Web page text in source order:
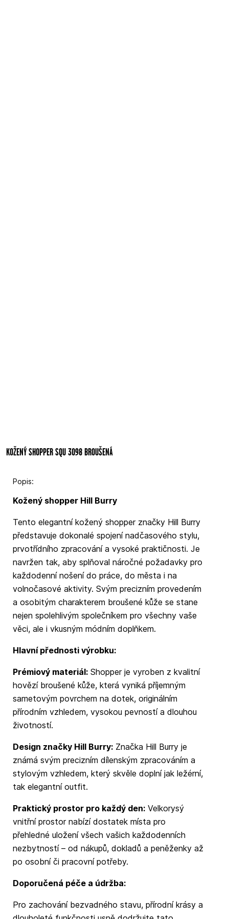
KOŽENÝ SHOPPER SQU 3098 BROUŠENÁ
Popis:
Kožený shopper Hill Burry
Tento elegantní kožený shopper značky Hill Burry
představuje dokonalé spojení nadčasového stylu,
prvotřídního zpracování a vysoké praktičnosti. Je
navržen tak, aby splňoval náročné požadavky pro
každodenní nošení do práce, do města i na
volnočasové aktivity. Svým precizním provedením
a osobitým charakterem broušené kůže se stane
nejen spolehlivým společníkem pro všechny vaše
věci, ale i vkusným módním doplňkem.
Hlavní přednosti výrobku:
Prémiový materiál:Shopper je vyroben z kvalitní
hovězí broušené kůže, která vyniká příjemným
sametovým povrchem na dotek, originálním
přírodním vzhledem, vysokou pevností a dlouhou
životností.
Design značky Hill Burry:Značka Hill Burry je
známá svým precizním dílenským zpracováním a
stylovým vzhledem, který skvěle doplní jak ležérní,
tak elegantní outfit.
Praktický prostor pro každý den:Velkorysý
vnitřní prostor nabízí dostatek místa pro
přehledné uložení všech vašich každodenních
nezbytností – od nákupů, dokladů a peněženky až
po osobní či pracovní potřeby.
Doporučená péče a údržba:
Pro zachování bezvadného stavu, přírodní krásy a